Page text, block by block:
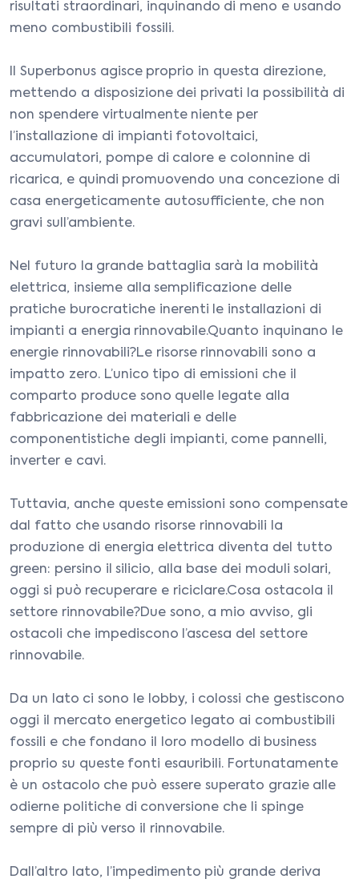
risultati straordinari, inquinando di meno e usando
meno combustibili fossili.
Il Superbonus agisce proprio in questa direzione,
mettendo a disposizione dei privati la possibilità di
non spendere virtualmente niente per
l’installazione di impianti fotovoltaici,
accumulatori, pompe di calore e colonnine di
ricarica, e quindi promuovendo una concezione di
casa energeticamente autosufficiente, che non
gravi sull’ambiente.
Nel futuro la grande battaglia sarà la mobilità
elettrica, insieme alla semplificazione delle
pratiche burocratiche inerenti le installazioni di
impianti a energia rinnovabile.Quanto inquinano le
energie rinnovabili?Le risorse rinnovabili sono a
impatto zero. L’unico tipo di emissioni che il
comparto produce sono quelle legate alla
fabbricazione dei materiali e delle
componentistiche degli impianti, come pannelli,
inverter e cavi.
Tuttavia, anche queste emissioni sono compensate
dal fatto che usando risorse rinnovabili la
produzione di energia elettrica diventa del tutto
green: persino il silicio, alla base dei moduli solari,
oggi si può recuperare e riciclare.Cosa ostacola il
settore rinnovabile?Due sono, a mio avviso, gli
ostacoli che impediscono l’ascesa del settore
rinnovabile.
Da un lato ci sono le lobby, i colossi che gestiscono
oggi il mercato energetico legato ai combustibili
fossili e che fondano il loro modello di business
proprio su queste fonti esauribili. Fortunatamente
è un ostacolo che può essere superato grazie alle
odierne politiche di conversione che li spinge
sempre di più verso il rinnovabile.
Dall’altro lato, l’impedimento più grande deriva